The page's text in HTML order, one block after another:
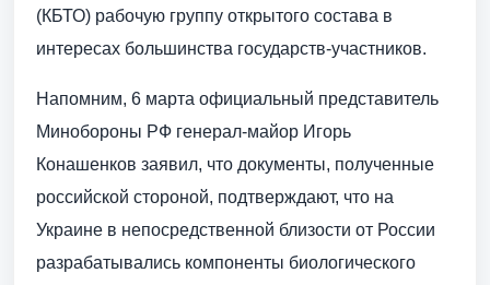
(КБТО) рабочую группу открытого состава в
интересах большинства государств-участников.
Напомним, 6 марта официальный представитель
Минобороны РФ генерал-майор Игорь
Конашенков заявил, что документы, полученные
российской стороной, подтверждают, что на
Украине в непосредственной близости от России
разрабатывались компоненты биологического